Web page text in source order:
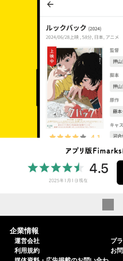
企業情報
運営会社
利用規約
プ
お